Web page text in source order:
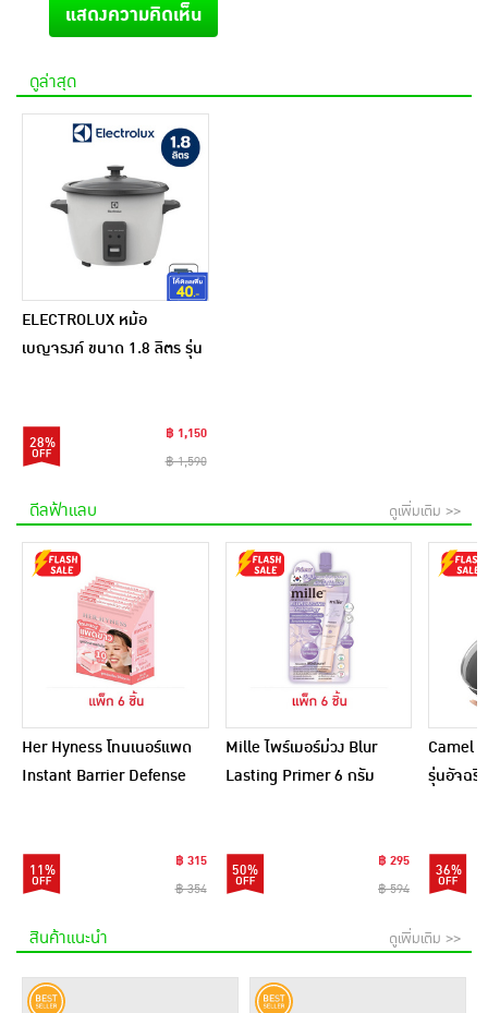
แสดงความคิดเห็น
ดูล่าสุด
ELECTROLUX หม้อ
เบญจรงค์ ขนาด 1.8 ลิตร รุ่น
28%
฿ 1,150
฿ 1,590
ดีลฟ้าแลบ ดูเพิ่มเติม >>
Her Hyness โทนเนอร์แพด
Instant Barrier Defense
11%
฿ 315
฿ 354
Mille ไพร์เมอร์ม่วง Blur
Lasting Primer 6 กรัม
50%
฿ 295
฿ 594
Camel
รุ่นอัจฉริ
36%
สินค้าแนะนำ ดูเพิ่มเติม >>